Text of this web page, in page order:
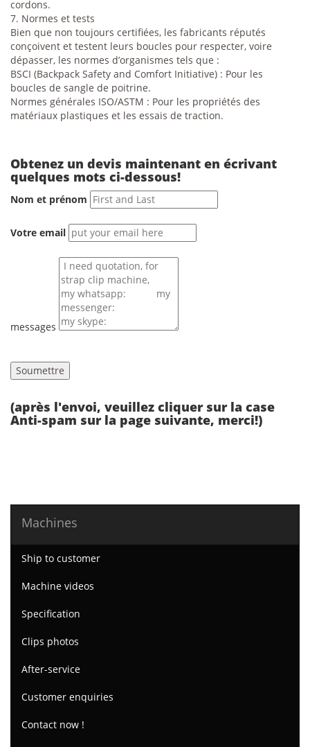
cordons.
7. Normes et tests
Bien que non toujours certifiées, les fabricants réputés
conçoivent et testent leurs boucles pour respecter, voire
dépasser, les normes d’organismes tels que :
BSCI (Backpack Safety and Comfort Initiative) : Pour les
boucles de sangle de poitrine.
Normes générales ISO/ASTM : Pour les propriétés des
matériaux plastiques et les essais de traction.
Obtenez un devis maintenant en écrivant
quelques mots ci-dessous!
Nom et prénom
Votre email
messages
(après l'envoi, veuillez cliquer sur la case
Anti-spam sur la page suivante, merci!)
Machines
Ship to customer
Machine videos
Specification
Clips photos
After-service
Customer enquiries
Contact now !